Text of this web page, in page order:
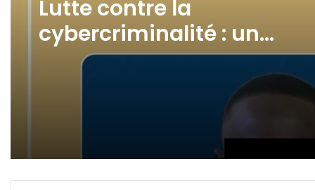
il y a 7 jours
cybercriminalité : un
revendeur de cartes SIM
interpellé !
(pas de titre)